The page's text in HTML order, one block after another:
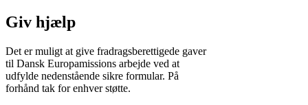
Giv hjælp
Det er muligt at give fradragsberettigede gaver
til Dansk Europamissions arbejde ved at
udfylde nedenstående sikre formular. På
forhånd tak for enhver støtte.